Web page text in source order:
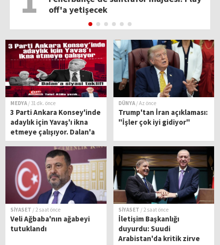
off'a yetişecek
MEDYA / 31 dk. önce
3 Parti Ankara Konsey'inde
adaylık için Yavaş'ı ikna
etmeye çalışıyor. Dalan'a
siyasi teklif!
DÜNYA / Az önce
Trump'tan İran açıklaması:
"İşler çok iyi gidiyor"
SİYASET / 2 saat önce
Veli Ağbaba'nın ağabeyi
tutuklandı
SİYASET / 2 saat önce
İletişim Başkanlığı
duyurdu: Suudi
Arabistan'da kritik zirve